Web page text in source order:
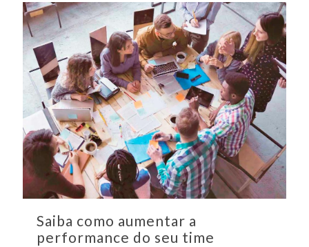
Saiba como aumentar a
performance do seu time